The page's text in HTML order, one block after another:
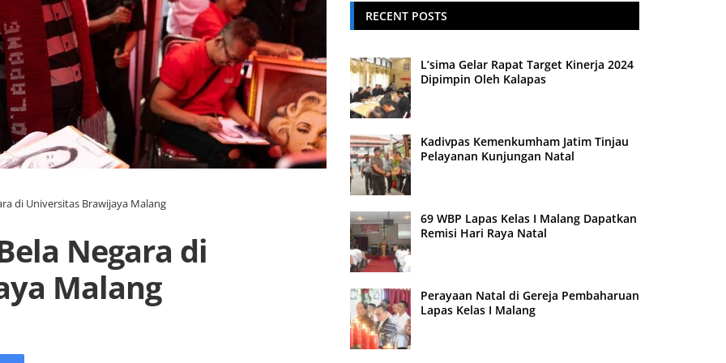
di Universitas Brawijaya Malang
Negara di
Malang
RECENT POSTS
L’sima Gelar Rapat Target Kinerja 2024
Dipimpin Oleh Kalapas
Kadivpas Kemenkumham Jatim Tinjau
Pelayanan Kunjungan Natal
69 WBP Lapas Kelas I Malang Dapatkan
Remisi Hari Raya Natal
Perayaan Natal di Gereja Pembaharuan
Lapas Kelas I Malang